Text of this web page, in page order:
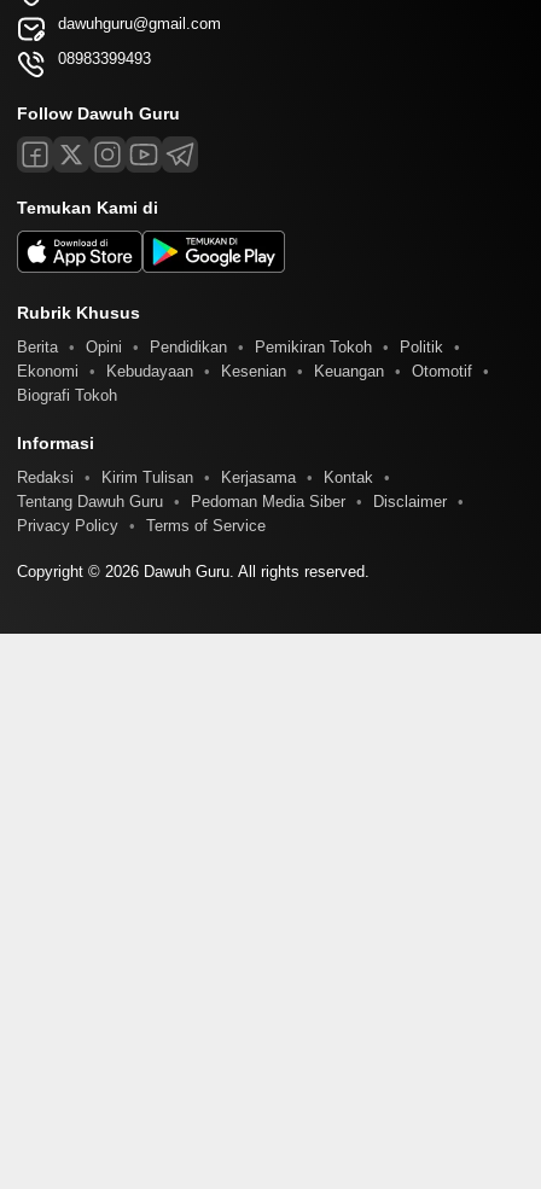
dawuhguru@gmail.com
08983399493
Follow Dawuh Guru
Temukan Kami di
Rubrik Khusus
Berita Opini Pendidikan Pemikiran Tokoh
Politik
Ekonomi
Kebudayaan Kesenian Keuangan
Otomotif
Biografi Tokoh
Informasi
Redaksi Kirim Tulisan Kerjasama
Kontak
Tentang Dawuh Guru
Pedoman Media Siber
Disclaimer
Privacy Policy
Terms of Service
Copyright © 2026 Dawuh Guru. All rights reserved.